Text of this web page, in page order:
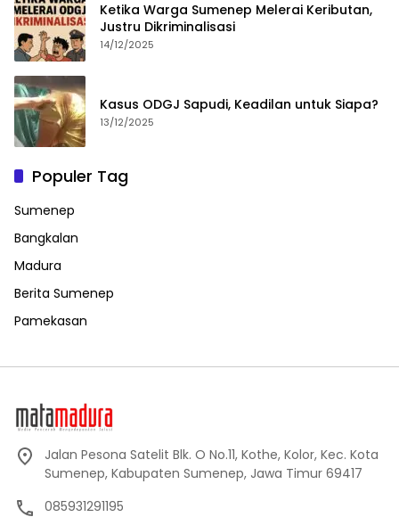
Ketika Warga Sumenep Melerai Keributan,
Justru Dikriminalisasi
14/12/2025
Kasus ODGJ Sapudi, Keadilan untuk Siapa?
13/12/2025
Populer Tag
Sumenep
Bangkalan
Madura
Berita Sumenep
Pamekasan
Jalan Pesona Satelit Blk. O No.11, Kothe, Kolor, Kec. Kota
Sumenep, Kabupaten Sumenep, Jawa Timur 69417
085931291195